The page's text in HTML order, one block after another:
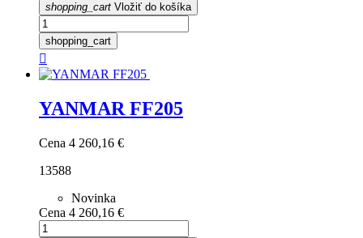
shopping_cart Vložiť do košíka
shopping_cart

YANMAR FF205
Cena 4 260,16 €
13588
Novinka
Cena 4 260,16 €